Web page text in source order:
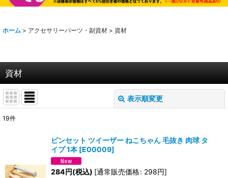
ホーム > アクセサリーパーツ・副資材 > 資材
資材
表示順変更
19件
ピンセット ツイーザー ねこちゃん 毛抜き 肉球 タ
イプ 1本 [E00009]
284円(税込) [通常販売価格: 298円]